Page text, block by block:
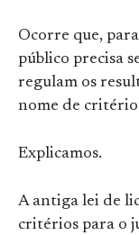
Ocorre que,
público precisa
regulam os
nome de
Explicamos.
A antiga lei de
critérios para o